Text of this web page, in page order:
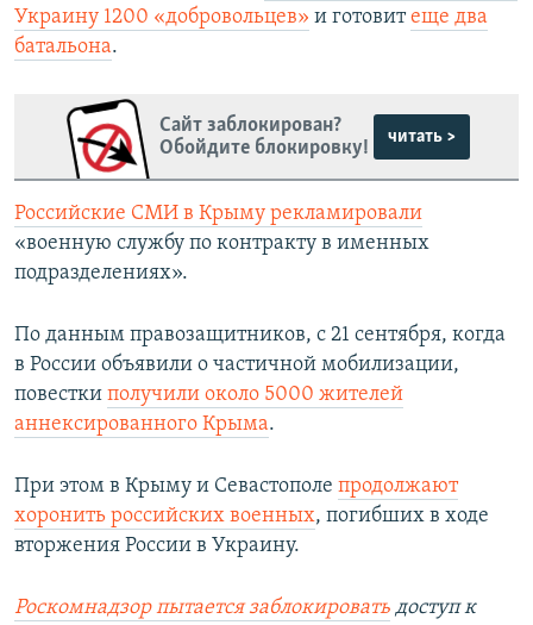
Украину 1200 «добровольцев» и готовитеще два
батальона.
Сайт заблокирован?
Обойдите блокировку!
читать >
Российские СМИ в Крыму рекламировали
«военную службу по контракту в именных
подразделениях».
По данным правозащитников, с 21 сентября, когда
в России объявили о частичной мобилизации,
повестки получили около 5000 жителей
аннексированного Крыма.
При этом в Крыму и Севастополе продолжают
хоронить российских военных, погибших в ходе
вторжения России в Украину.
Роскомнадзор пытается заблокировать доступ к